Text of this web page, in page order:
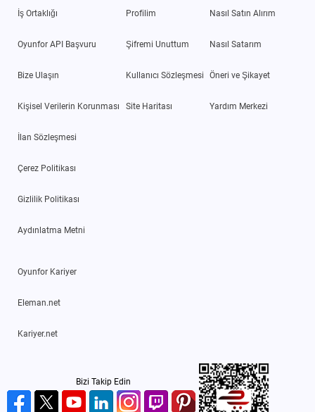
İş Ortaklığı
Oyunfor API Başvuru
Bize Ulaşın
Kişisel Verilerin Korunması
İlan Sözleşmesi
Çerez Politikası
Gizlilik Politikası
Aydınlatma Metni
Profilim
Şifremi Unuttum
Kullanıcı Sözleşmesi
Site Haritası
Nasıl Satın Alırım
Nasıl Satarım
Öneri ve Şikayet
Yardım Merkezi
Oyunfor Kariyer
Eleman.net
Kariyer.net
Bizi Takip Edin